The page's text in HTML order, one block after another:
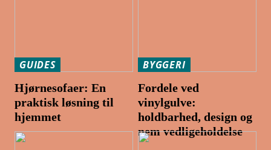
GUIDES
Hjørnesofaer: En
praktisk løsning til
hjemmet
BYGGERI
Fordele ved
vinylgulve:
holdbarhed, design og
nem vedligeholdelse